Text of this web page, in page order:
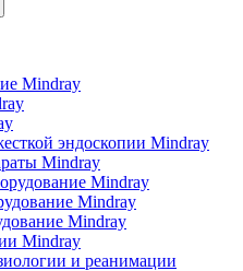
Mindray
эндоскопии Mindray
Mindray
Mindray
Mindray
Mindray
Mindray
и реанимации